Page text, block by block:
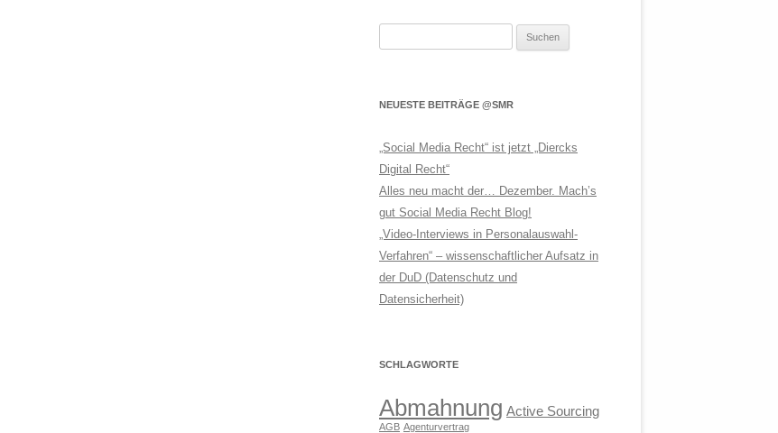
NEUESTE BEITRÄGE @SMR
„Social Media Recht“ ist jetzt „Diercks
Digital Recht“
Alles neu macht der… Dezember. Mach’s
gut Social Media Recht Blog!
„Video-Interviews in Personalauswahl-
Verfahren“ – wissenschaftlicher Aufsatz in
der DuD (Datenschutz und
Datensicherheit)
SCHLAGWORTE
Abmahnung Active Sourcing
AGB Agenturvertrag